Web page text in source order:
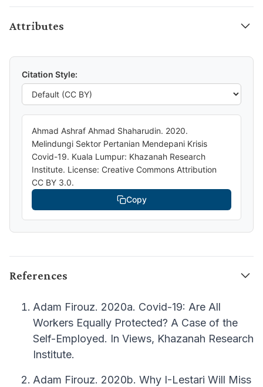
Attributes
Citation Style:
Ahmad Ashraf Ahmad Shaharudin. 2020.
Melindungi Sektor Pertanian Mendepani Krisis
Covid-19. Kuala Lumpur: Khazanah Research
Institute. License: Creative Commons Attribution
CC BY 3.0.
Copy
References
Adam Firouz. 2020a. Covid-19: Are All
Workers Equally Protected? A Case of the
Self-Employed. In Views, Khazanah Research
Institute.
Adam Firouz. 2020b. Why I-Lestari Will Miss